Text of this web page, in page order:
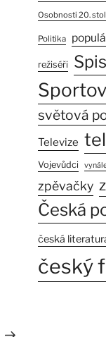
Následující
Osobnosti 20.
Politika
režiséři
světová
Televize
Vojevůdci
zpěvačky
Česká
česká
český